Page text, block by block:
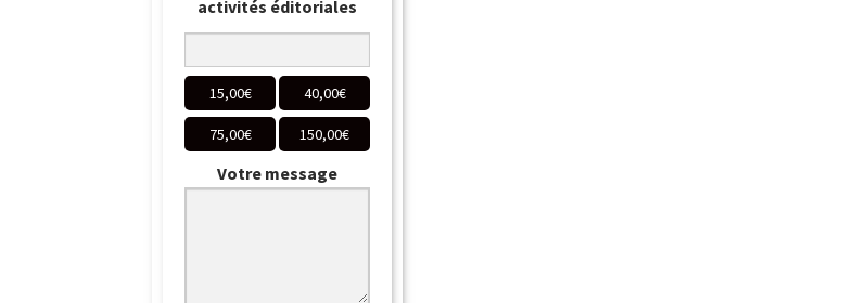
activités éditoriales
15,00€ 40,00€
75,00€ 150,00€
Votre message